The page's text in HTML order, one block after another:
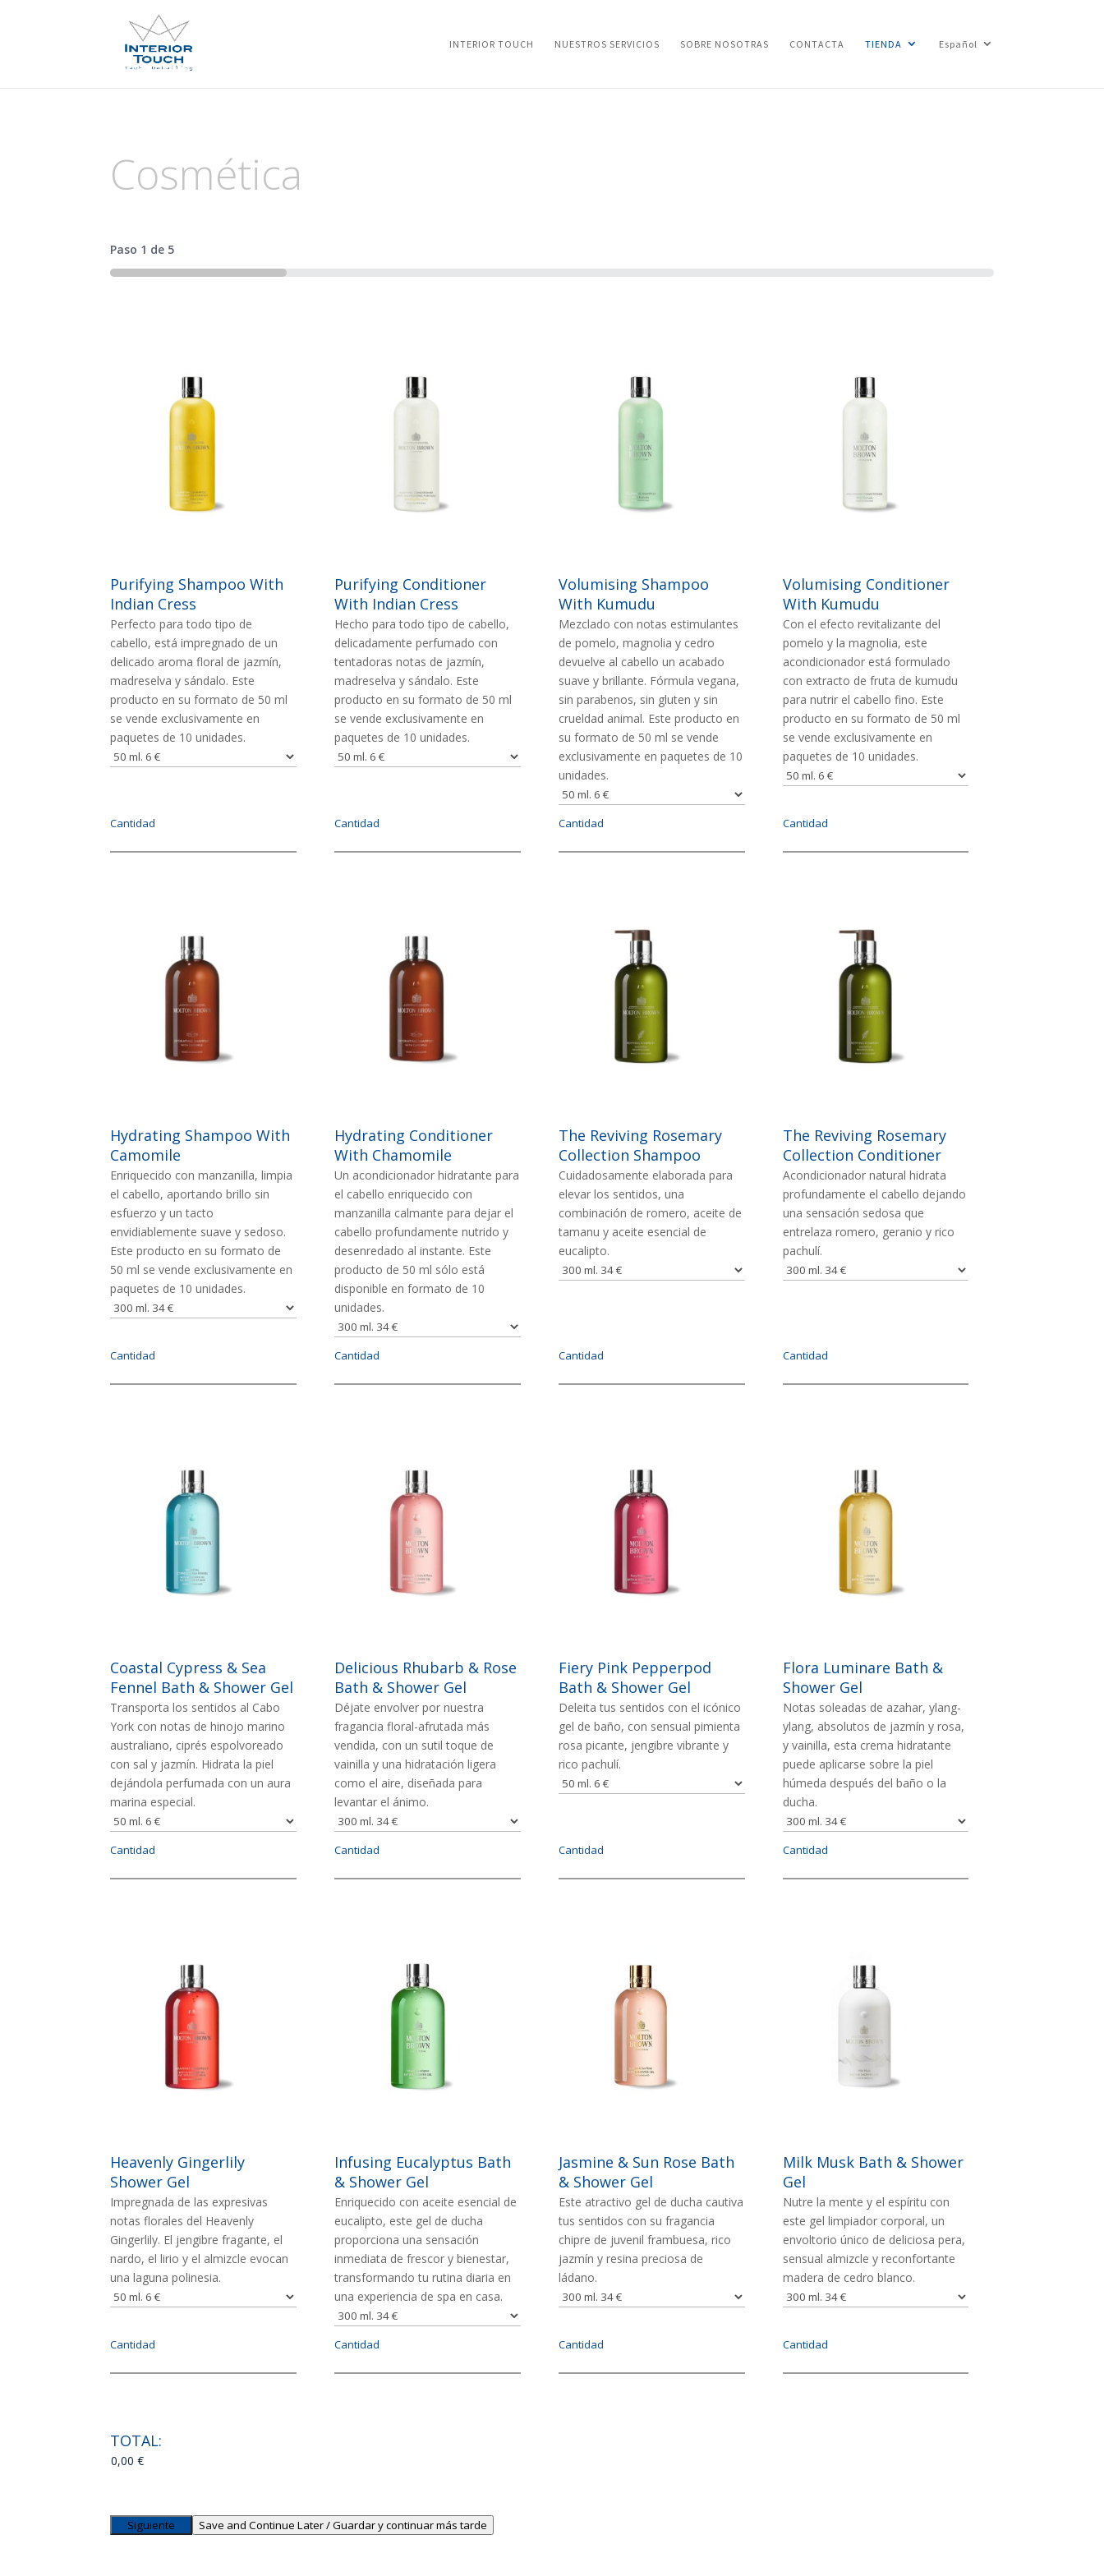
INTERIOR TOUCH NUESTROS SERVICIOS SOBRE NOSOTRAS CONTACTA TIENDA Español
Cosmética
Paso 1 de 5
20%
Purifying Shampoo With
Indian Cress
Perfecto para todo tipo de
cabello, está impregnado de un
delicado aroma floral de jazmín,
madreselva y sándalo. Este
producto en su formato de 50 ml
se vende exclusivamente en
paquetes de 10 unidades.
Purifying Conditioner
With Indian Cress
Hecho para todo tipo de cabello,
delicadamente perfumado con
tentadoras notas de jazmín,
madreselva y sándalo. Este
producto en su formato de 50 ml
se vende exclusivamente en
paquetes de 10 unidades.
Volumising Shampoo
With Kumudu
Mezclado con notas estimulantes
de pomelo, magnolia y cedro
devuelve al cabello un acabado
suave y brillante. Fórmula vegana,
sin parabenos, sin gluten y sin
crueldad animal. Este producto en
su formato de 50 ml se vende
exclusivamente en paquetes de 10
unidades.
Volumising Conditioner
With Kumudu
Con el efecto revitalizante del
pomelo y la magnolia, este
acondicionador está formulado
con extracto de fruta de kumudu
para nutrir el cabello fino. Este
producto en su formato de 50 ml
se vende exclusivamente en
paquetes de 10 unidades.
Cantidad Cantidad Cantidad Cantidad
Hydrating Shampoo With
Camomile
Enriquecido con manzanilla, limpia
el cabello, aportando brillo sin
esfuerzo y un tacto
envidiablemente suave y sedoso.
Este producto en su formato de
50 ml se vende exclusivamente en
paquetes de 10 unidades.
Hydrating Conditioner
With Chamomile
Un acondicionador hidratante para
el cabello enriquecido con
manzanilla calmante para dejar el
cabello profundamente nutrido y
desenredado al instante. Este
producto de 50 ml sólo está
disponible en formato de 10
unidades.
The Reviving Rosemary
Collection Shampoo
Cuidadosamente elaborada para
elevar los sentidos, una
combinación de romero, aceite de
tamanu y aceite esencial de
eucalipto.
The Reviving Rosemary
Collection Conditioner
Acondicionador natural hidrata
profundamente el cabello dejando
una sensación sedosa que
entrelaza romero, geranio y rico
pachulí.
Cantidad Cantidad Cantidad Cantidad
Coastal Cypress & Sea
Fennel Bath & Shower Gel
Transporta los sentidos al Cabo
York con notas de hinojo marino
australiano, ciprés espolvoreado
con sal y jazmín. Hidrata la piel
dejándola perfumada con un aura
marina especial.
Delicious Rhubarb & Rose
Bath & Shower Gel
Déjate envolver por nuestra
fragancia floral-afrutada más
vendida, con un sutil toque de
vainilla y una hidratación ligera
como el aire, diseñada para
levantar el ánimo.
Fiery Pink Pepperpod
Bath & Shower Gel
Deleita tus sentidos con el icónico
gel de baño, con sensual pimienta
rosa picante, jengibre vibrante y
rico pachulí.
Flora Luminare Bath &
Shower Gel
Notas soleadas de azahar, ylang-
ylang, absolutos de jazmín y rosa,
y vainilla, esta crema hidratante
puede aplicarse sobre la piel
húmeda después del baño o la
ducha.
Cantidad Cantidad Cantidad Cantidad
Heavenly Gingerlily
Shower Gel
Impregnada de las expresivas
notas florales del Heavenly
Gingerlily. El jengibre fragante, el
nardo, el lirio y el almizcle evocan
una laguna polinesia.
Infusing Eucalyptus Bath
& Shower Gel
Enriquecido con aceite esencial de
eucalipto, este gel de ducha
proporciona una sensación
inmediata de frescor y bienestar,
transformando tu rutina diaria en
una experiencia de spa en casa.
Jasmine & Sun Rose Bath
& Shower Gel
Este atractivo gel de ducha cautiva
tus sentidos con su fragancia
chipre de juvenil frambuesa, rico
jazmín y resina preciosa de
ládano.
Milk Musk Bath & Shower
Gel
Nutre la mente y el espíritu con
este gel limpiador corporal, un
envoltorio único de deliciosa pera,
sensual almizcle y reconfortante
madera de cedro blanco.
Cantidad Cantidad Cantidad Cantidad
TOTAL:
Save and Continue Later / Guardar y continuar más tarde